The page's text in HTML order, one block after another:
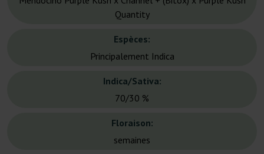
Quantity
Espèces:
Principalement Indica
Indica/Sativa:
70/30 %
Floraison:
semaines